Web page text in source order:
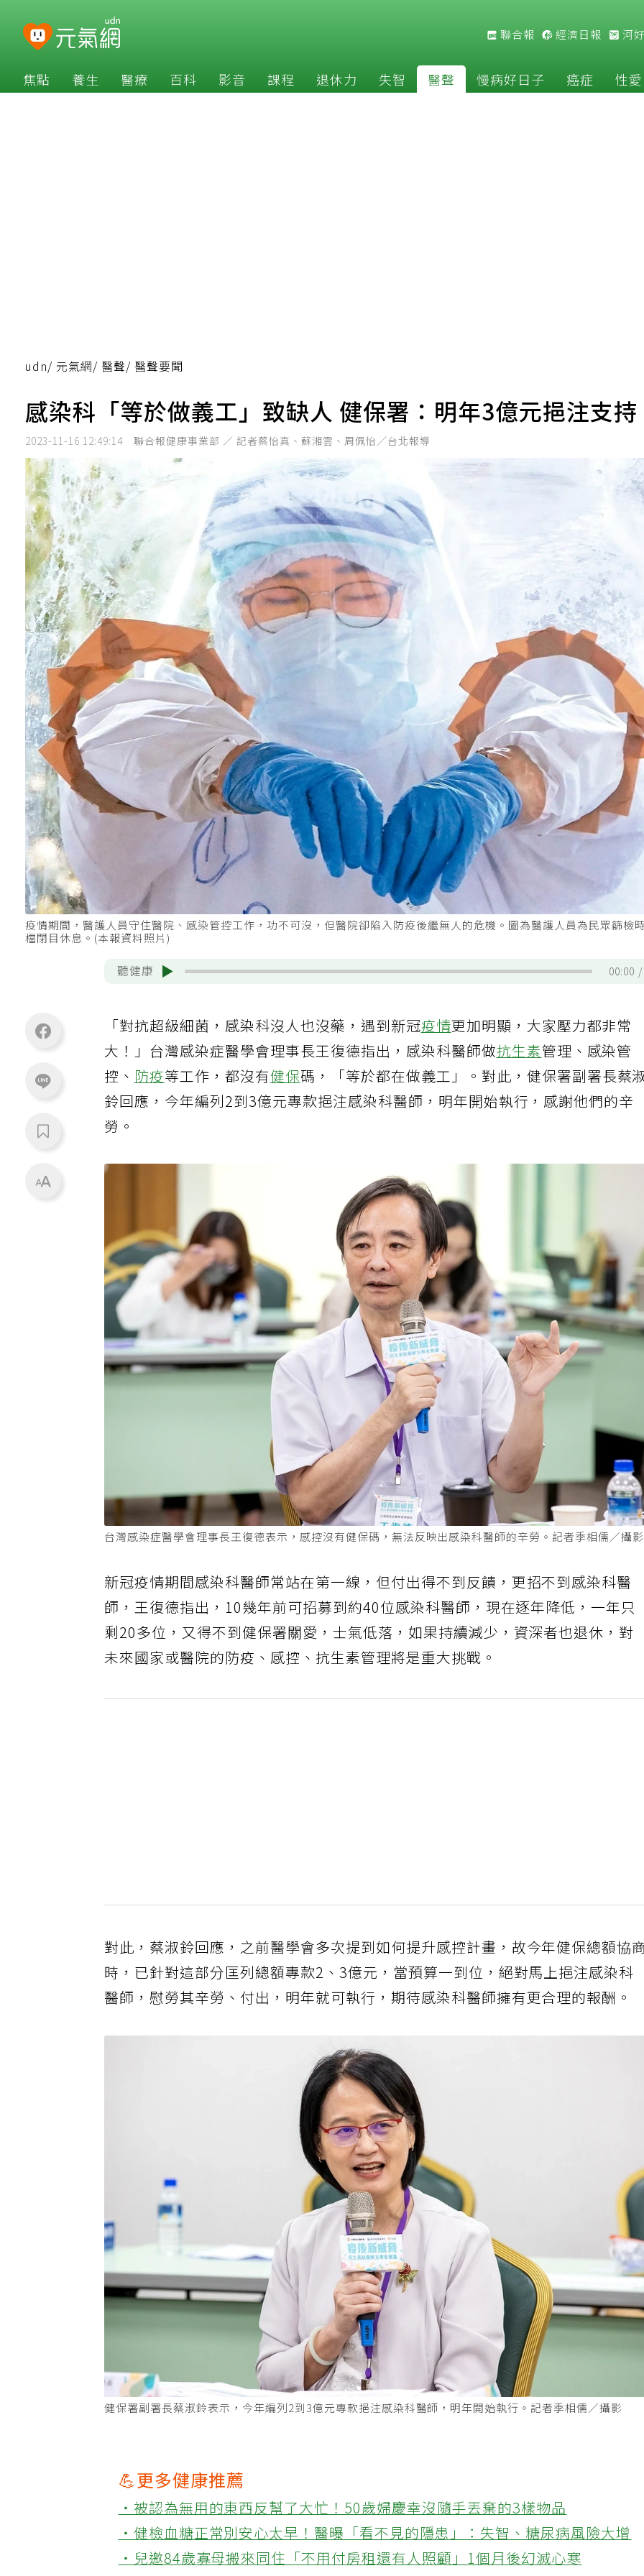
聯合報 經濟日報 河
焦點 養生 醫療 百科 影音 課程 退休力 失智 醫聲 慢病好日子 癌症 性愛
udn/ 元氣網/ 醫聲/ 醫聲要聞
感染科「等於做義工」致缺人 健保署：明年3億元挹注支持
2023-11-16 12:49:14 聯合報健康事業部 ／ 記者蔡怡真、蘇湘雲、周佩怡／台北報導
疫情期間，醫護人員守住醫院、感染管控工作，功不可沒，但醫院卻陷入防疫後繼無人的危機。圖為醫護人員為民眾篩檢
檔閉目休息。(本報資料照片)
聽健康 00:00
「對抗超級細菌，感染科沒人也沒藥，遇到新冠疫情更加明顯，大家壓力都非常
大！」台灣感染症醫學會理事長王復德指出，感染科醫師做抗生素管理、感染管
控、防疫等工作，都沒有健保碼，「等於都在做義工」。對此，健保署副署長蔡
鈴回應，今年編列2到3億元專款挹注感染科醫師，明年開始執行，感謝他們的辛
勞。
台灣感染症醫學會理事長王復德表示，感控沒有健保碼，無法反映出感染科醫師的辛勞。記者季相儒／攝
新冠疫情期間感染科醫師常站在第一線，但付出得不到反饋，更招不到感染科醫
師，王復德指出，10幾年前可招募到約40位感染科醫師，現在逐年降低，一年只
剩20多位，又得不到健保署關愛，士氣低落，如果持續減少，資深者也退休，對
未來國家或醫院的防疫、感控、抗生素管理將是重大挑戰。
對此，蔡淑鈴回應，之前醫學會多次提到如何提升感控計畫，故今年健保總額協
時，已針對這部分匡列總額專款2、3億元，當預算一到位，絕對馬上挹注感染科
醫師，慰勞其辛勞、付出，明年就可執行，期待感染科醫師擁有更合理的報酬。
💪更多健康推薦
‧被認為無用的東西反幫了大忙！50歲婦慶幸沒隨手丟棄的3樣物品
‧健檢血糖正常別安心太早！醫曝「看不見的隱患」：失智、糖尿病風險大增
‧兒邀84歲寡母搬來同住「不用付房租還有人照顧」1個月後幻滅心寒